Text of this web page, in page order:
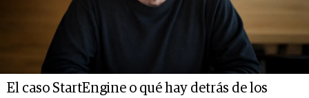
El caso StartEngine o qué hay detrás de los